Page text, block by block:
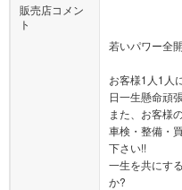
販売店コメン
ト
若いパワー全
お客様1人1人
日一生懸命頑
また、お客様
車検・整備・
下さい!!
一生を共にす
か?